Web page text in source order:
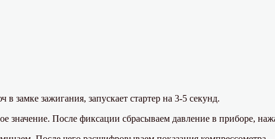
замке зажигания, запускает стартер на 3-5 секунд.
После фиксации сбрасываем давление в приборе,